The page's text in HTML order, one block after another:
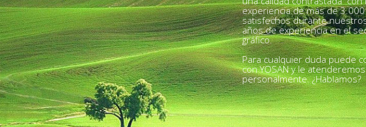
experiencia de más de
satisfechos durante
años de experiencia en el
gráfico.
Para cualquier duda puede
con YOSAN y le atenderemos
personalmente. ¿Hablamos?